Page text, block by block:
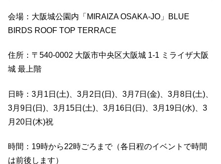
会場：大阪城公園内「MIRAIZA OSAKA-JO」BLUE
BIRDS ROOF TOP TERRACE
住所：〒540-0002 大阪市中央区大阪城 1-1 ミライザ大阪
城 最上階
日時：3月1日(土)、3月2日(日)、3月7日(金)、3月8日(土)、
3月9日(日)、3月15日(土)、3月16日(日)、3月19日(水)、3
月20日(木)祝
時間：19時から22時ごろまで（各日程のイベントで時間
は前後します）